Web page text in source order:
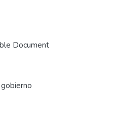
Document